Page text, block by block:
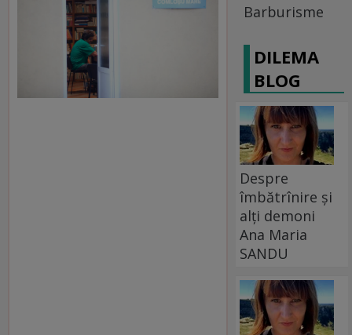
Barburisme
DILEMA
BLOG
Despre
îmbătrînire și
alți demoni
Ana Maria
SANDU